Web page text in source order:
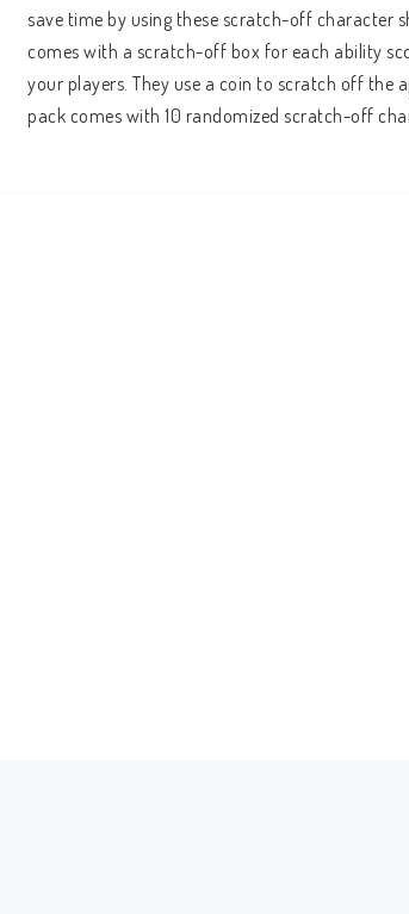
save time by using these scratch-off character
comes with a scratch-off box for each ability
your players. They use a coin to scratch off the
pack comes with 10 randomized scratch-off